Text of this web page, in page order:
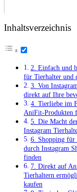
Inhaltsverzeichnis
2. Einfach und
⁤für ‍Tierhalter und
3. Von
direkt auf Ihre
4. Tierliebe ‌im
AniFit-Produkten
5. Die⁣ Macht
Instagram
6. Shopping für
durch Instagram
finden
7. ⁤Direkt auf
Tierhaltern
kaufen